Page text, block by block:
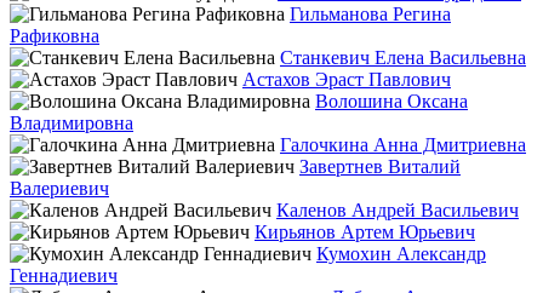
Гильманова Регина
Рафиковна
Станкевич Елена Васильевна
Астахов Эраст Павлович
Волошина Оксана
Владимировна
Галочкина Анна Дмитриевна
Завертнев Виталий
Валериевич
Каленов Андрей Васильевич
Кирьянов Артем Юрьевич
Кумохин Александр
Геннадиевич